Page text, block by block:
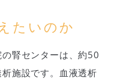
たいのか
腎センターは、約50
施設です。血液透析